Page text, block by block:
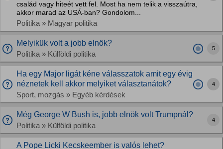
család vagy hiteét vett fel. Most ha nem telik a visszaútra,
akkor marad az USÁ-ban? Gondolom...
Politika » Magyar politika
Melyikük volt a jobb elnök?
Politika » Külföldi politika
5
Ha egy Major ligát kéne válasszatok amit egy évig
néznetek kell akkor melyiket választanátok?
Sport, mozgás » Egyéb kérdések
4
Még George W Bush is, jobb elnök volt Trumpnál?
Politika » Külföldi politika
4
A Pope Licki Kecskeember is valós lehet?